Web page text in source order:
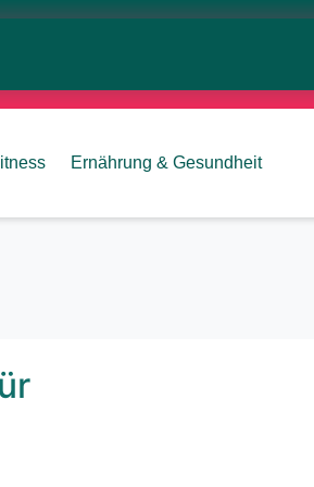
Ernährung & Gesundheit